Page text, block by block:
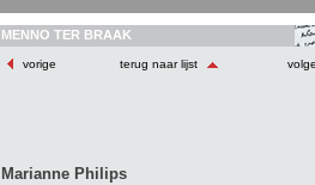
MENNO TER BRAAK
vorige terug naar lijst
Marianne Philips